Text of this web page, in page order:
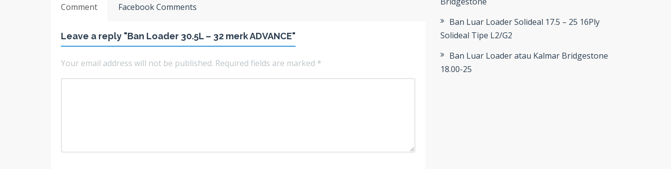
Comment Facebook Comments
Leave a reply "Ban Loader 30.5L – 32 merk ADVANCE"
Your email address will not be published. Required fields are marked *
Ban Luar Loader Solideal 17.5 – 25 16Ply
Solideal Tipe L2/G2
Ban Luar Loader atau Kalmar Bridgestone
18.00-25